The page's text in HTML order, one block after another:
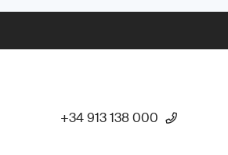
+34 913 138 000